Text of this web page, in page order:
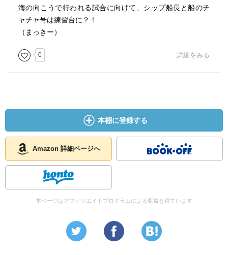
海の向こうで行われる試合に向けて、シップ船長と船のチ
ャチャ号は練習台に？！
（まっきー）
0 詳細をみる
本棚に登録する
Amazon 詳細ページへ
本ページはアフィリエイトプログラムによる収益を得ています